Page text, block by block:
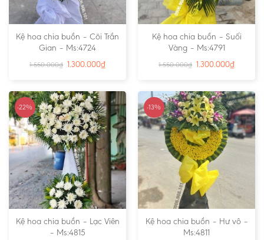
Kệ hoa chia buồn – Cõi Trần
Gian – Ms:4724
1.550.000₫ 1.300.000₫
Kệ hoa chia buồn – Suối
Vàng – Ms:4791
1.550.000₫ 1.300.000₫
-22%
Kệ hoa chia buồn – Lạc Viên
– Ms:4815
-13%
Kệ hoa chia buồn – Hư vô –
Ms:4811